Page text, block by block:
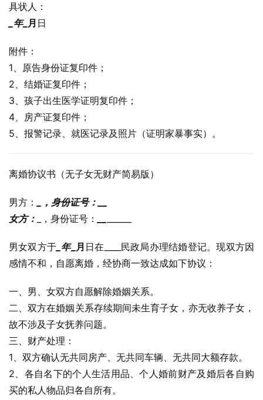
具状人：
_年_月 日
附件：
1、原告身份证复印件；
2、结婚证复印件；
3、孩子出生医学证明复印件；
4、房产证复印件；
5、报警记录、就医记录及照片（证明家暴事实）。
离婚协议书（无子女无财产简易版）
男方： _，身份证号：
女方：
_，身份证号：
男女双方于 _年_月 日在____民政局办理结婚登记。现双方因
感情不和，自愿离婚，经协商一致达成如下协议：
一、男、女双方自愿解除婚姻关系。
二、双方在婚姻关系存续期间未生育子女，亦无收养子女，
故不涉及子女抚养问题。
三、财产处理：
1、双方确认无共同房产、无共同车辆、无共同大额存款。
2、各自名下的个人生活用品、个人婚前财产及婚后各自购
买的私人物品归各自所有。